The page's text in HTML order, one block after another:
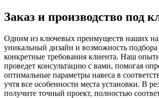
Заказ и производство под
Одним из ключевых преимуществ наших
уникальный дизайн и возможность подбора
конкретные требования клиента. Наш
проведет консультацию с вами, помогая
оптимальные параметры навеса в
учтя все особенности места установки. В
получите точный проект, полностью